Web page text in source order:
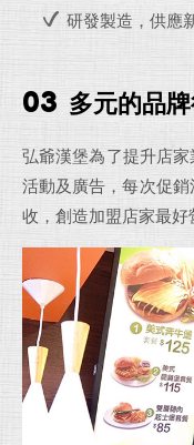
研發製造，供應
03 多元的品
弘爺漢堡為了提升店
活動及廣告，每次促
收，創造加盟店家最好